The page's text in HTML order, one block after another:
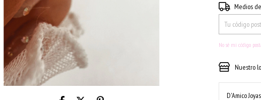
Entregas para el
Medios
No sé mi código
Nuestro
D'Amico Joyas